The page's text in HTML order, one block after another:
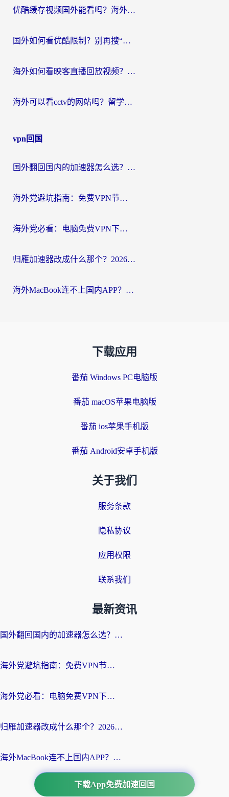
优酷缓存视频国外能看吗？海外党追剧看片的终极解决方案来了
国外如何看优酷限制？别再搜“在日本哪个软件可以看中国电视剧”，这篇教你搞定
海外如何看映客直播回放视频？这份攻略帮你搞定（附腾讯优酷观看技巧）
海外可以看cctv的网站吗？留学生亲测有效的回国追剧方案
vpn回国
国外翻回国内的加速器怎么选？海外党亲测实用指南，告别地域限制
海外党避坑指南：免费VPN节点真的靠谱吗？教你选对回国加速器无缝访问国内资源
海外党必看：电脑免费VPN下载指南+回国加速器选择全攻略，告别地区限制
归雁加速器改成什么那个？2026海外党回国加速全攻略：告别地区限制，轻松刷剧玩游戏
海外MacBook连不上国内APP？选对回国VPN，告别地区限制的烦恼
下载应用
番茄 Windows PC电脑版
番茄 macOS苹果电脑版
番茄 ios苹果手机版
番茄 Android安卓手机版
关于我们
服务条款
隐私协议
应用权限
联系我们
最新资讯
国外翻回国内的加速器怎么选？海外党亲测实用指南，告别地域限制
海外党避坑指南：免费VPN节点真的靠谱吗？教你选对回国加速器无缝访问国内资源
海外党必看：电脑免费VPN下载指南+回国加速器选择全攻略，告别地区限制
归雁加速器改成什么那个？2026海外党回国加速全攻略：告别地区限制，轻松刷剧玩游戏
海外MacBook连不上国内APP？选对回国VPN，告别地区限制的烦恼
下载App免费加速回国